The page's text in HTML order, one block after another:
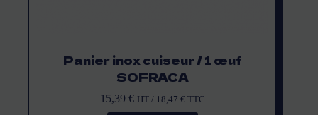
Panier inox cuiseur / 1 œuf
SOFRACA
15,39 € HT / 18,47 € TTC